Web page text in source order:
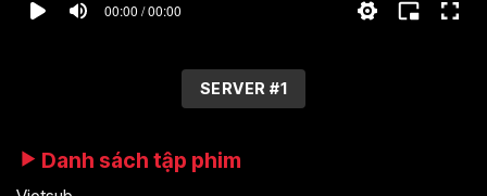
00:00 / 00:00
SERVER #1
Danh sách tập phim